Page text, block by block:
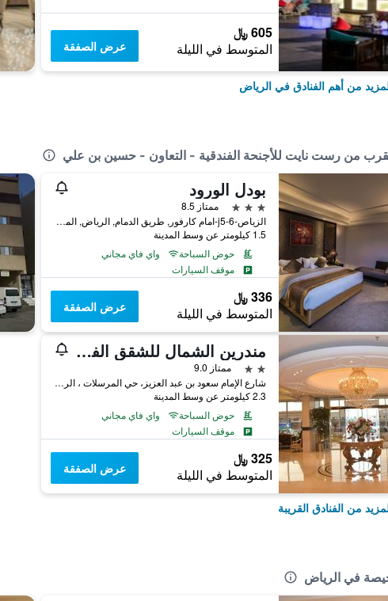
605 ﷼
المتوسط في الليلة عرض الصفقة
من أهم الفنادق في الرياض
من رست نايت للأجنحة الفندقية - التعاون - حسين بن علي
بودل الورود
3 نجوم
ممتاز 8.5
الزياص-6-j5-امام كارفور, طريق الدمام, الرياض, المملكة العربية السعودية
1.5 كيلومتر عن وسط المدينة
حوض السباحة
واي فاي مجاني
موقف السيارات
336 ﷼
المتوسط في الليلة عرض الصفقة
مندرين الشمال للشقق الفندقيه
2 نجمتين
ممتاز 9.0
شارع الإمام سعود بن عبد العزيز، حي المرسلات ، الرياض، المملكة العربية السعودية, الرياض, المملكة العربية السعودية
2.3 كيلومتر عن وسط المدينة
حوض السباحة
واي فاي مجاني
موقف السيارات
325 ﷼
المتوسط في الليلة عرض الصفقة
من الفنادق القريبة
في الرياض